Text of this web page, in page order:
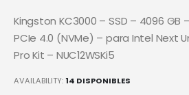
Kingston KC3000 – SSD – 4096 GB
PCIe 4.0 (NVMe) – para Intel Next
Pro Kit – NUC12WSKi5
AVAILABILITY:14 DISPONIBLES